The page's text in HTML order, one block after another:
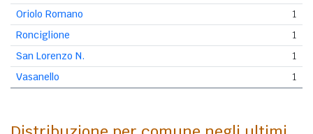
Oriolo Romano
1
Ronciglione
1
San Lorenzo N.
1
Vasanello
1